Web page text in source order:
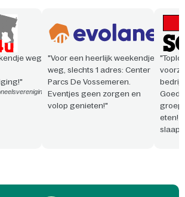
weg
"Voor een heerlijk weekendje
weg, slechts 1 adres: Center
Parcs De Vossemeren.
Eventjes geen zorgen en
volop genieten!"
eten!